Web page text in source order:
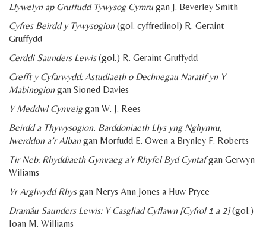
Llywelyn ap Gruffudd Tywysog Cymru gan J. Beverley Smith
Cyfres Beirdd y Tywysogion(gol. cyffredinol) R. Geraint
Gruffydd
Cerddi Saunders Lewis(gol.) R. Geraint Gruffydd
Crefft y Cyfarwydd: Astudiaeth o Dechnegau Naratif yn Y
Mabinogiongan Sioned Davies
Y Meddwl Cymreiggan W. J. Rees
Beirdd a Thywysogion. Barddoniaeth Llys yng Nghymru,
Iwerddon a’r Albangan Morfudd E. Owen a Brynley F. Roberts
Tir Neb: Rhyddiaeth Gymraeg a’r Rhyfel Byd Cyntafgan Gerwyn
Wiliams
Yr Arglwydd Rhysgan Nerys Ann Jones a Huw Pryce
Dramâu Saunders Lewis: Y Casgliad Cyflawn[Cyfrol 1 a 2](gol.)
Ioan M. Williams